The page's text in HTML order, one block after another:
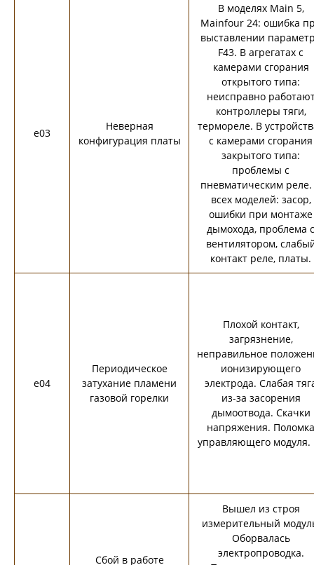
e03
Неверная
конфигурация платы
В моделях Main 5,
Mainfour 24: ошибка
выставлении
F43. В агрегатах с
камерами сгорания
открытого типа:
неисправно
контроллеры тяги,
термореле. В
с камерами сгорания
закрытого типа:
проблемы с
пневматическим
всех моделей: засор,
ошибки при монтаже
дымохода, проблема с
вентилятором,
контакт реле, платы.
e04
Периодическое
затухание пламени
газовой горелки
Плохой контакт,
загрязнение,
неправильное
ионизирующего
электрода. Слабая
из-за засорения
дымоотвода. Скачки
напряжения. Поломка
управляющего
Сбой в работе
Вышел из строя
измерительный
Оборвалась
электропроводка.